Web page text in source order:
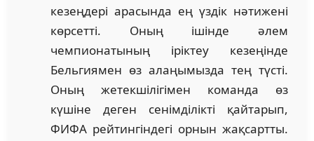
кезеңдері арасында ең үздік нәтижені
көрсетті. Оның ішінде әлем
чемпионатының іріктеу кезеңінде
Бельгиямен өз алаңымызда тең түсті.
Оның жетекшілігімен команда өз
күшіне деген сенімділікті қайтарып,
ФИФА рейтингіндегі орнын жақсартты.